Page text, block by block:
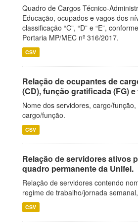
Quadro de Cargos Técnico-
Educação, ocupados e vagos dos
classificação “C”, “D” e “E”,
Portaria MP/MEC nº 316/2017.
CSV
Relação de ocupantes de
(CD), função gratificada (FG) e
Nome dos servidores, cargo/
cargo/função.
CSV
Relação de servidores ativos
quadro permanente da Unifei.
Relação de servidores contendo
regime de trabalho/jornada
CSV